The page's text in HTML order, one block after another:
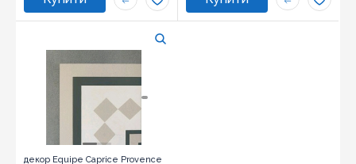
декор Equipe Caprice Provence